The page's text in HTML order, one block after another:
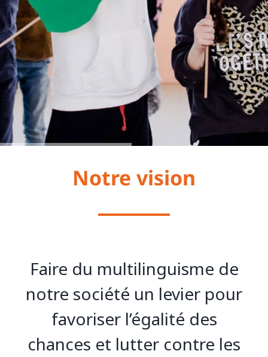
Notre vision
Faire du multilinguisme de
notre société un levier pour
favoriser l’égalité des
chances et lutter contre les